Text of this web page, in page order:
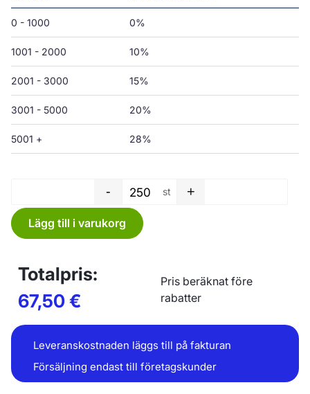
0 - 1000 0%
1001 - 2000 10%
2001 - 3000 15%
3001 - 5000 20%
5001 + 28%
Tvättpåse - 700 x 700 x 0,045
- st +
Lägg till i varukorg
Totalpris:
67,50€
Pris beräknat före
rabatter
Leveranskostnaden läggs till på fakturan
Försäljning endast till företagskunder